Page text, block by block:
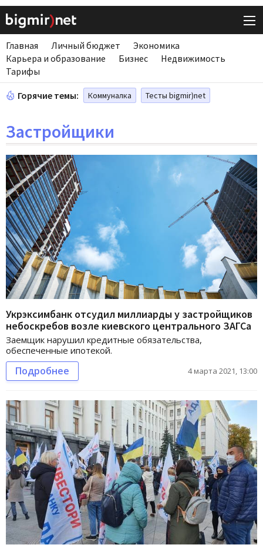
Главная Личный бюджет
Экономика
Карьера и образование
Бизнес
Недвижимость
Тарифы
Горячие темы: Коммуналка Тесты bigmir)net
Застройщики
Укрэксимбанк отсудил миллиарды у застройщиков
небоскребов возле киевского центрального ЗАГСа
Заемщик нарушил кредитные обязательства,
обеспеченные ипотекой.
Подробнее 4 марта 2021, 13:00